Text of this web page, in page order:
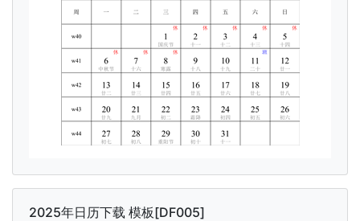
2025年日历下载 模板[DF005]